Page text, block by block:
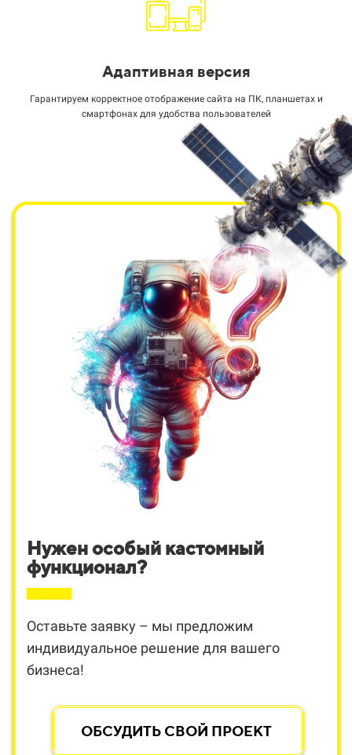
Адаптивная версия
Гарантируем корректное отображение сайта на ПК, планшетах и
смартфонах для удобства пользователей
Нужен особый кастомный
функционал?
Оставьте заявку – мы предложим
индивидуальное решение для вашего
бизнеса!
ОБСУДИТЬ СВОЙ ПРОЕКТ